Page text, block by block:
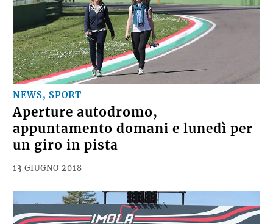
NEWS, SPORT
Aperture autodromo,
appuntamento domani e lunedì per
un giro in pista
13 GIUGNO 2018